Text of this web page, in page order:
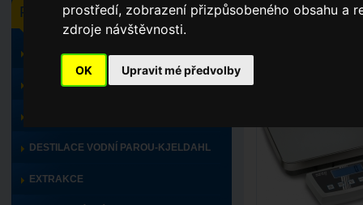
prostředí, zobrazení přizpůsobeného obsahu a
zdroje návštěvnosti.
OK Upravit mé předvolby
PRODUKTY
TOPNÝ PROGRAM, CHLAZENÍ
TITRÁTORY
DESTILACE VODNÍ PAROU-KJELDAHL
EXTRAKCE